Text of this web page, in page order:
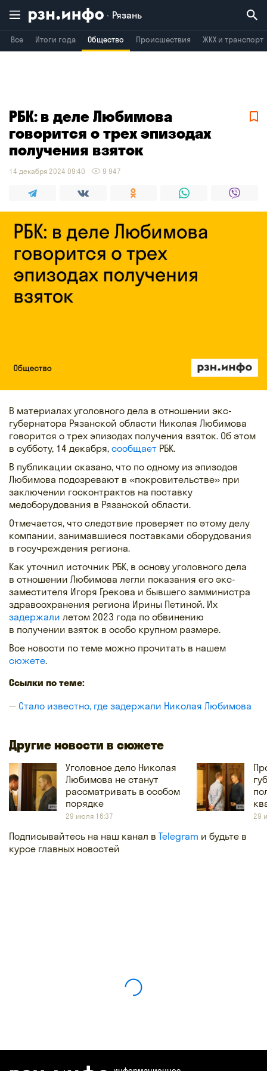
Рязань
Все Итоги года Общество Происшествия ЖКХ и транспорт
Воронеж Брянск
РБК: в деле Любимова
говорится о трех эпизодах
получения взяток
14 декабря 2024 09:40 9 947
В материалах уголовного дела в отношении экс-
губернатора Рязанской области Николая Любимова
говорится о трех эпизодах получения взяток. Об этом
в субботу, 14 декабря, сообщает РБК.
В публикации сказано, что по одному из эпизодов
Любимова подозревают в «покровительстве» при
заключении госконтрактов на поставку
медоборудования в Рязанской области.
Отмечается, что следствие проверяет по этому делу
компании, занимавшиеся поставками оборудования
в госучреждения региона.
Как уточнил источник РБК, в основу уголовного дела
в отношении Любимова легли показания его экс-
заместителя Игоря Грекова и бывшего замминистра
здравоохранения региона Ирины Петиной. Их
задержали летом 2023 года по обвинению
в получении взяток в особо крупном размере.
Все новости по теме можно прочитать в нашем
сюжете.
Ссылки по теме:
Стало известно, где задержали Николая Любимова
Другие новости в сюжете
Уголовное дело Николая
Любимова не станут
рассматривать в особом
порядке
29 июля 16:37 29
Подписывайтесь на наш канал в Telegram и будьте в
курсе главных новостей